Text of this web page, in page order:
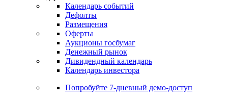
Откройте глобальную базу данных
Получить доступ
Календарь
Календарь событий
Дефолты
Размещения
Оферты
Денежный рынок